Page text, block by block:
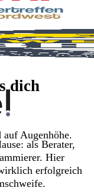
dich
auf Augenhöhe.
als Berater,
Hier
erfolgreich